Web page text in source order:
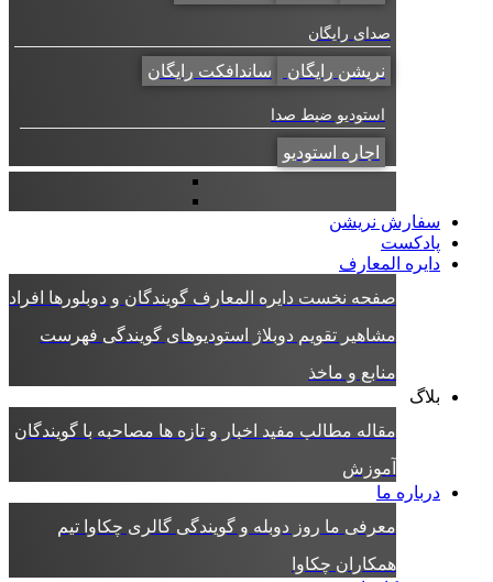
صدای رایگان
نریشن رایگان ساندافکت رایگان
استودیو ضبط صدا
اجاره استودیو
سفارش نریشن
پادکست
دایره المعارف
صفحه نخست دایره المعارف گویندگان و دوبلورها افراد
مشاهیر تقویم دوبلاژ استودیوهای گویندگی فهرست
منابع و ماخذ
بلاگ
مقاله مطالب مفید اخبار و تازه ها مصاحبه با گویندگان
آموزش
درباره ما
معرفی ما روز دوبله و گویندگی گالری چکاوا تیم
همکاران چکاوا